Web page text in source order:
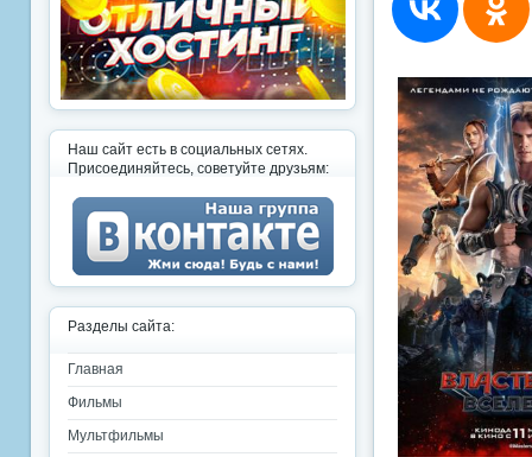
Наш сайт есть в социальных сетях.
Присоединяйтесь, советуйте друзьям:
Разделы сайта:
Главная
Фильмы
Мультфильмы